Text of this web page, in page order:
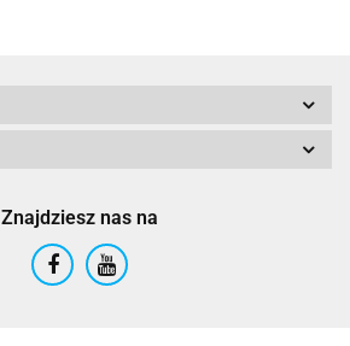
Znajdziesz nas na